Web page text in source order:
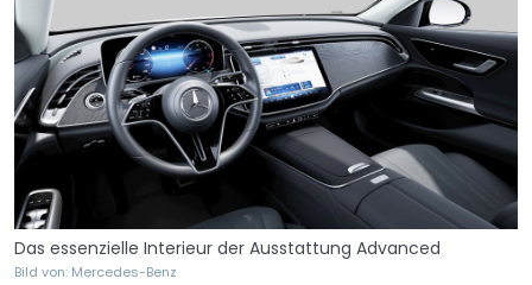
Das essenzielle Interieur der Ausstattung Advanced
Bild von: Mercedes-Benz